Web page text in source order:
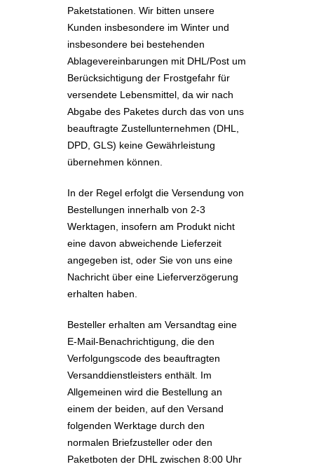
Paketstationen. Wir bitten unsere
Kunden insbesondere im Winter und
insbesondere bei bestehenden
Ablagevereinbarungen mit DHL/Post um
Berücksichtigung der Frostgefahr für
versendete Lebensmittel, da wir nach
Abgabe des Paketes durch das von uns
beauftragte Zustellunternehmen (DHL,
DPD, GLS) keine Gewährleistung
übernehmen können.
In der Regel erfolgt die Versendung von
Bestellungen innerhalb von 2-3
Werktagen, insofern am Produkt nicht
eine davon abweichende Lieferzeit
angegeben ist, oder Sie von uns eine
Nachricht über eine Lieferverzögerung
erhalten haben.
Besteller erhalten am Versandtag eine
E-Mail-Benachrichtigung, die den
Verfolgungscode des beauftragten
Versanddienstleisters enthält. Im
Allgemeinen wird die Bestellung an
einem der beiden, auf den Versand
folgenden Werktage durch den
normalen Briefzusteller oder den
Paketboten der DHL zwischen 8:00 Uhr